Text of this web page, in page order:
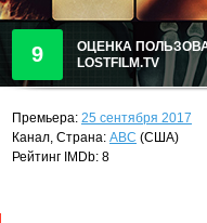
9
ОЦЕНКА
LOSTFILM.TV
Премьера: 25 сентября 2017
Канал, Страна: ABC (США)
Рейтинг IMDb: 8